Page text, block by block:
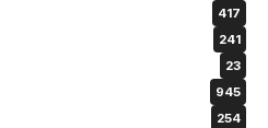
417
241
23
945
254